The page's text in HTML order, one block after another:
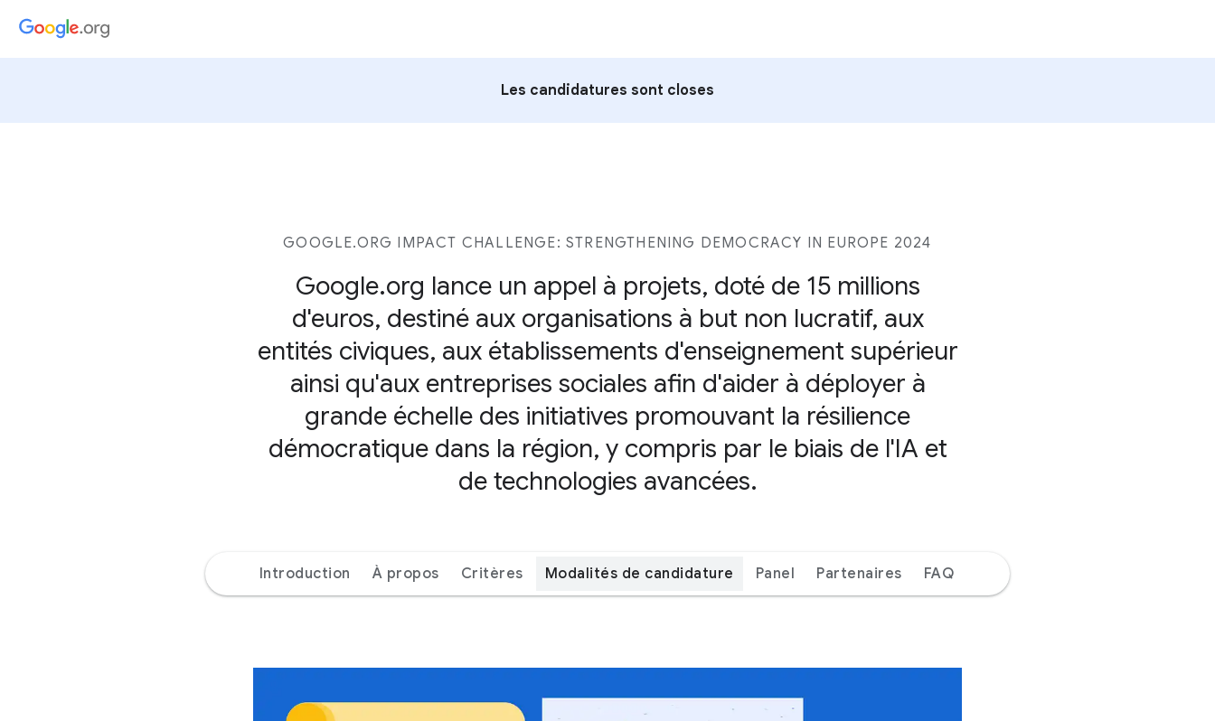
Les candidatures sont closes
GOOGLE.ORG IMPACT CHALLENGE: STRENGTHENING DEMOCRACY IN EUROPE 2024
Google.org lance un appel à projets, doté de 15 millions
d'euros, destiné aux organisations à but non lucratif, aux
entités civiques, aux établissements d'enseignement supérieur
ainsi qu'aux entreprises sociales afin d'aider à déployer à
grande échelle des initiatives promouvant la résilience
démocratique dans la région, y compris par le biais de l'IA et
de technologies avancées.
Introduction À propos Critères Modalités de candidature Panel Partenaires FAQ